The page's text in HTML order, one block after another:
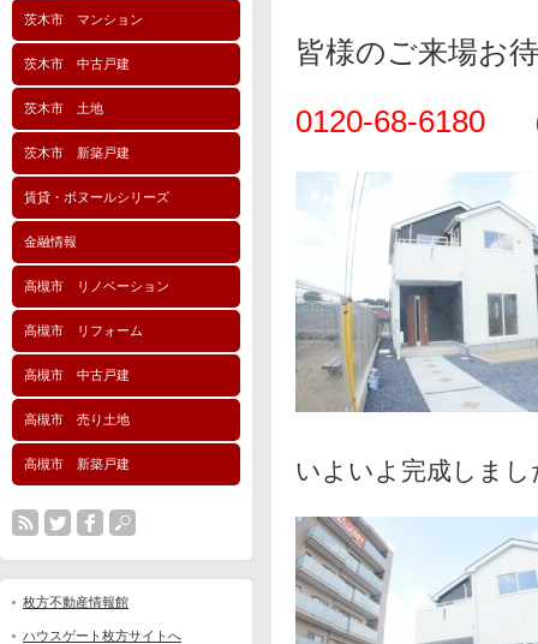
茨木市 マンション
茨木市 中古戸建
茨木市 土地
茨木市 新築戸建
賃貸・ボヌールシリーズ
金融情報
高槻市 リノベーション
高槻市 リフォーム
高槻市 中古戸建
高槻市 売り土地
高槻市 新築戸建
枚方不動産情報館
ハウスゲート枚方サイトへ
皆様のご来場お
0120-68-6180
いよいよ完成しまし